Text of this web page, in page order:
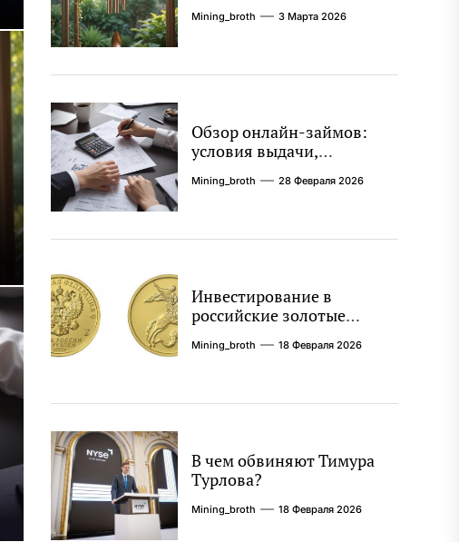
Mining_broth 3 Марта 2026
Обзор онлайн-займов:
условия выдачи,
требования к заемщикам
Mining_broth 28 Февраля 2026
Инвестирование в
российские золотые
руководство
Mining_broth 18 Февраля 2026
В чем обвиняют Тимура
Турлова?
Mining_broth 18 Февраля 2026